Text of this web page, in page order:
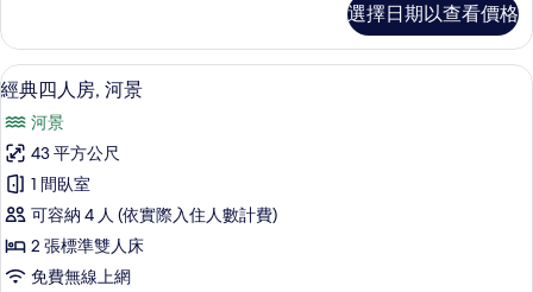
所
有
相
片
三
人
房,
景
的
詳
情
選擇日期以查看價格
顯
示
經
典
四
人
房,
高級寢具、羽絨被、客房內保險箱、書
5
經典四人房, 河景
河景
43 平方公尺
1 間臥室
可容納 4 人 (依實際入住人數計費)
2 張標準雙人床
免費無線上網